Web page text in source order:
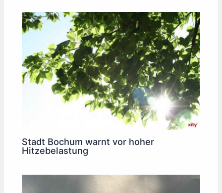
Stadt Bochum warnt vor hoher
Hitzebelastung